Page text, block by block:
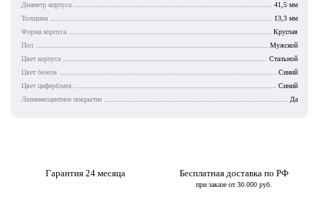
Диаметр корпуса
41,5 мм
Толщина
13,3 мм
Форма корпуса
Круглая
Пол
Мужской
Цвет корпуса
Стальной
Цвет безеля
Синий
Цвет циферблата
Синий
Люминесцентное покрытие
Да
Гарантия 24 месяца Бесплатная доставка по РФ
при заказе от 30.000 руб.